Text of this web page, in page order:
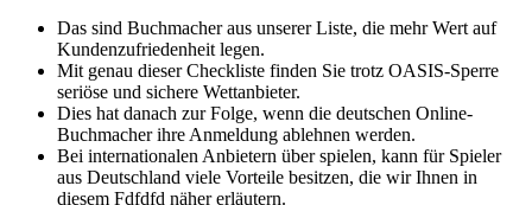
Das sind Buchmacher aus unserer Liste, die mehr Wert auf
Kundenzufriedenheit legen.
Mit genau dieser Checkliste finden Sie trotz OASIS-Sperre
seriöse und sichere Wettanbieter.
Dies hat danach zur Folge, wenn die deutschen Online-
Buchmacher ihre Anmeldung ablehnen werden.
Bei internationalen Anbietern über spielen, kann für Spieler
aus Deutschland viele Vorteile besitzen, die wir Ihnen in
diesem Fdfdfd näher erläutern.